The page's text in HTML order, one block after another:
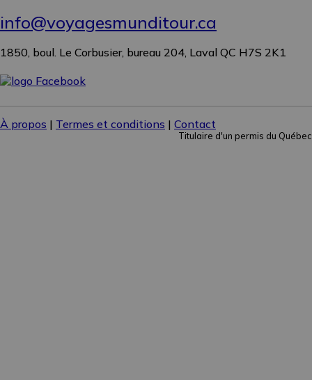
info@voyagesmunditour.ca
1850, boul. Le Corbusier, bureau 204, Laval QC H7S 2K1
À propos | Termes et conditions | Contact
Titulaire d'un permis du Québec